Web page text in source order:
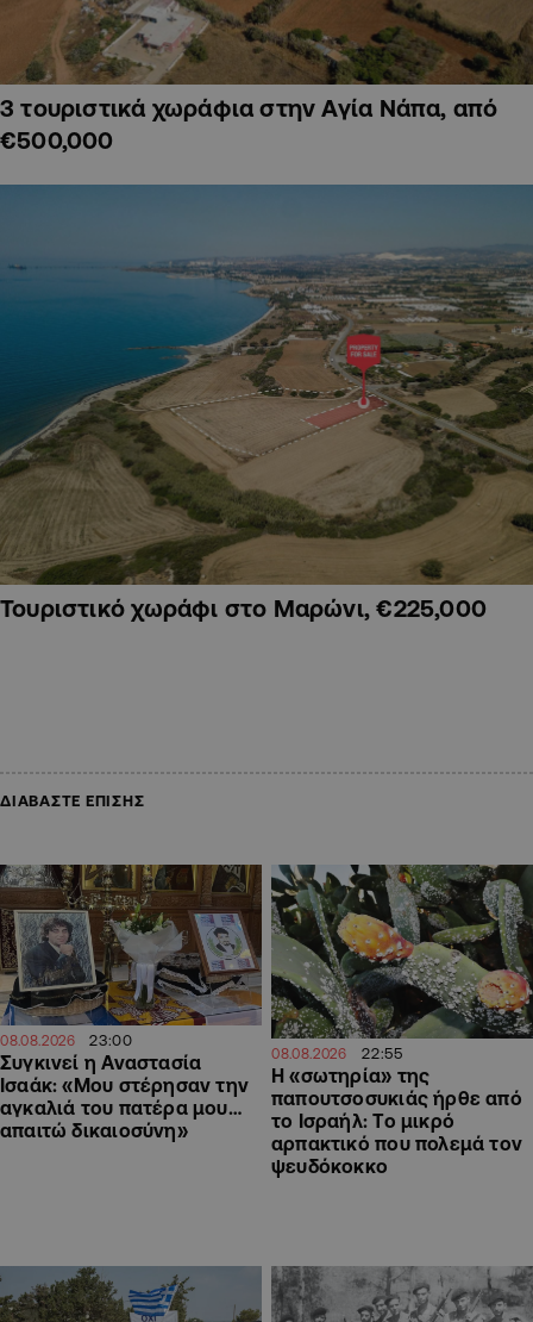
3 τουριστικά χωράφια στην Αγία Νάπα, από
€500,000
Τουριστικό χωράφι στο Μαρώνι, €225,000
ΔΙΑΒΑΣΤΕ ΕΠΙΣΗΣ
08.08.2026 23:00
Συγκινεί η Αναστασία
Ισαάκ: «Μου στέρησαν την
αγκαλιά του πατέρα μου…
απαιτώ δικαιοσύνη»
08.08.2026 22:55
Η «σωτηρία» της
παπουτσοσυκιάς ήρθε από
το Ισραήλ: Το μικρό
αρπακτικό που πολεμά τον
ψευδόκοκκο